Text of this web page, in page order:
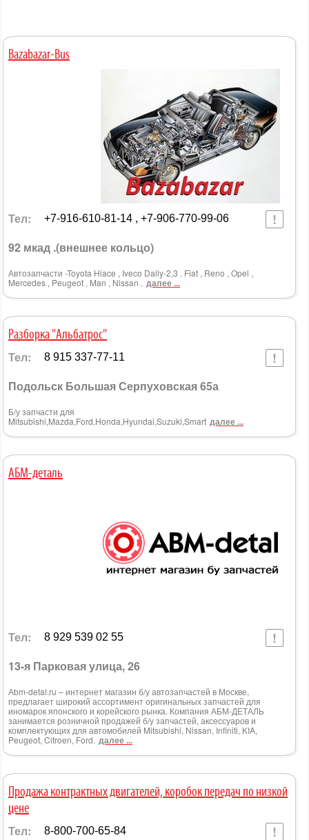
Bazabazar-Bus
Тел: +7-916-610-81-14 , +7-906-770-99-06
92 мкад .(внешнее кольцо)
Автозапчасти -Toyota Hiace , Iveco Daily-2,3 . Fiat , Reno , Opel ,
Mercedes , Peugeot , Man , Nissan . далее ...
Разборка "Альбатрос"
Тел: 8 915 337-77-11
Подольск Большая Серпуховская 65а
Б/у запчасти для
Mitsubishi,Mazda,Ford,Honda,Hyundai,Suzuki,Smart далее ...
АБМ-деталь
Тел: 8 929 539 02 55
13-я Парковая улица, 26
Аbm-detal.ru – интернет магазин б/у автозапчастей в Москве,
предлагает широкий ассортимент оригинальных запчастей для
иномарок японского и корейского рынка. Компания АБМ-ДЕТАЛЬ
занимается розничной продажей б/у запчастей, аксессуаров и
комплектующих для автомобилей Mitsubishi, Nissan, Infiniti, KIA,
Peugeot, Citroen, Ford. далее ...
Продажа контрактных двигателей, коробок передач по низкой
цене
Тел: 8-800-700-65-84